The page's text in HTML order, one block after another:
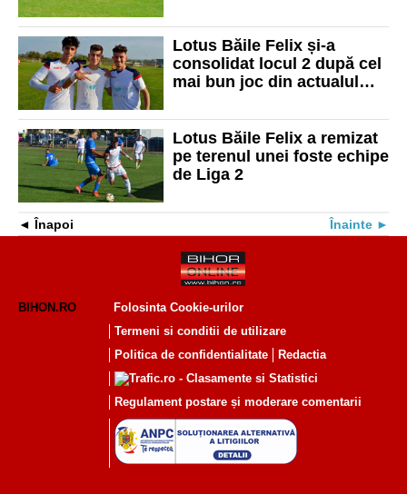
Lotus Băile Felix și-a
consolidat locul 2 după cel
mai bun joc din actualul
Lotus Băile Felix a remizat
pe terenul unei foste echipe
de Liga 2
Înapoi Înainte
BIHON.RO
Folosinta Cookie-urilor
Termeni si conditii de utilizare
Politica de confidentialitate
Redactia
Regulament postare și moderare comentarii